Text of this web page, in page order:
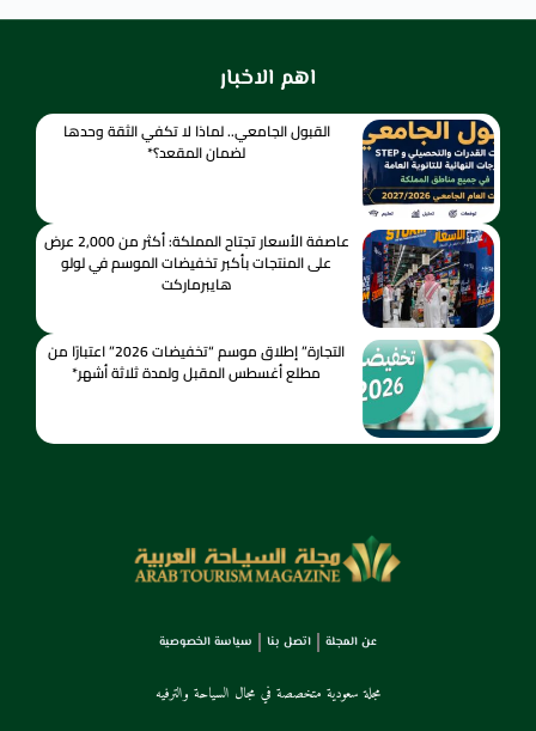
اهم الاخبار
القبول الجامعي.. لماذا لا تكفي الثقة وحدها
لضمان المقعد؟*
عاصفة الأسعار تجتاح المملكة: أكثر من 2,000 عرض
على المنتجات بأكبر تخفيضات الموسم في لولو
هايبرماركت
التجارة” إطلاق موسم “تخفيضات 2026” اعتبارًا من
مطلع أغسطس المقبل ولمدة ثلاثة أشهر*
عن المجلة اتصل بنا سياسة الخصوصية
مجلة سعودية متخصصة في مجال السياحة والترفيه